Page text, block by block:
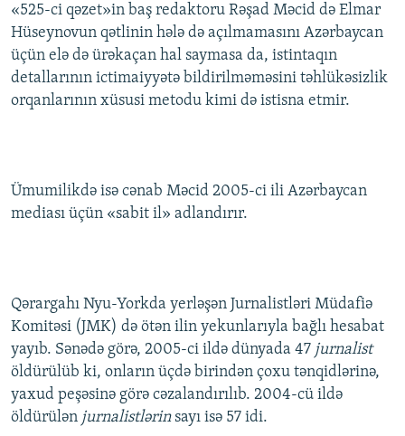
«525-ci qəzet»in baş redaktoru Rəşad Məcid də Elmar
Hüseynovun qətlinin hələ də açılmamasını Azərbaycan
üçün elə də ürəkaçan hal saymasa da, istintaqın
detallarının ictimaiyyətə bildirilməməsini təhlükəsizlik
orqanlarının xüsusi metodu kimi də istisna etmir.
Ümumilikdə isə cənab Məcid 2005-ci ili Azərbaycan
mediası üçün «sabit il» adlandırır.
Qərargahı Nyu-Yorkda yerləşən Jurnalistləri Müdafiə
Komitəsi (JMK) də ötən ilin yekunlarıyla bağlı hesabat
yayıb. Sənədə görə, 2005-ci ildə dünyada 47 jurnalist
öldürülüb ki, onların üçdə birindən çoxu tənqidlərinə,
yaxud peşəsinə görə cəzalandırılıb. 2004-cü ildə
öldürülən jurnalistlərinsayı isə 57 idi.